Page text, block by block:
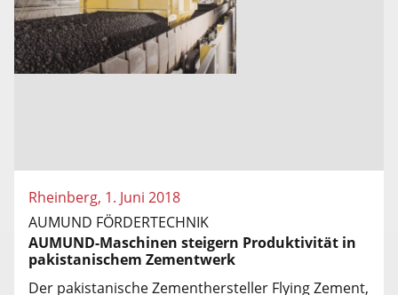
Rheinberg, 1. Juni 2018
AUMUND FÖRDERTECHNIK
AUMUND-Maschinen steigern Produktivität in
pakistanischem Zementwerk
Der pakistanische Zementhersteller Flying Zement,